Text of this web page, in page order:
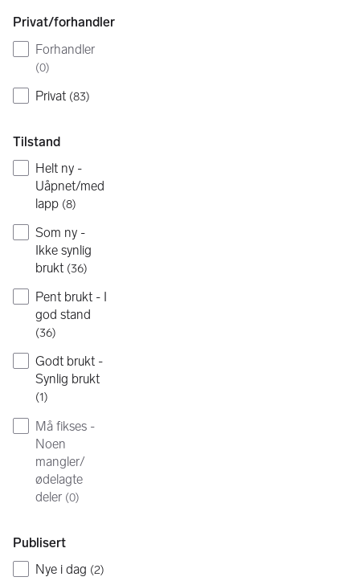
Privat/forhandler
Forhandler
(0)
Privat (83)
Tilstand
Helt ny -
Uåpnet/med
lapp (8)
Som ny -
Ikke synlig
brukt (36)
Pent brukt - I
god stand
(36)
Godt brukt -
Synlig brukt
(1)
Må fikses -
Noen
mangler/
ødelagte
deler (0)
Publisert
Nye i dag (2)